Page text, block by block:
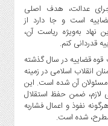
عدالت، هدف اصلی
است و جا دارد از
نهاد به‌ویژه ریاست آن،
قدردانی کنم.
قوه قضاییه در سال گذشته
انقلاب اسلامی در زمینه
مسئولان آن شده است. این
لازم، ضمن حفظ استقلال
نفوذ و اعمال فشاربه
شده است.